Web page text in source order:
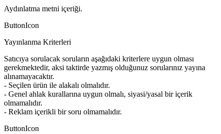
Aydınlatma metni içeriği.
ButtonIcon
Yayınlanma Kriterleri
Satıcıya sorulacak soruların aşağıdaki kriterlere uygun olması
gerekmektedir, aksi taktirde yazmış olduğunuz sorularınız yayına
alınamayacaktır.
- Seçilen ürün ile alakalı olmalıdır.
- Genel ahlak kurallarına uygun olmalı, siyasi/yasal bir içerik
olmamalıdır.
- Reklam içerikli bir soru olmamalıdır.
ButtonIcon